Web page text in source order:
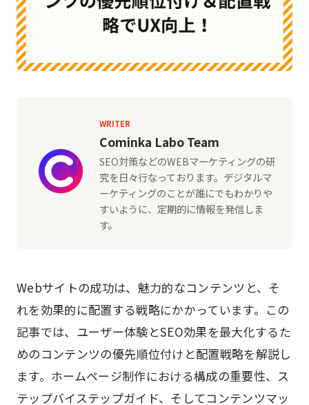
WRITER
Cominka Labo Team
SEO対策などのWEBマーケティングの研
究を日々行なっております。デジタルマ
ーケティングのことが誰にでもわかりや
すいように、定期的に情報を発信しま
す。
Webサイトの成功は、魅力的なコンテンツと、そ
れを効果的に配置する戦略にかかっています。この
記事では、ユーザー体験とSEO効果を最大化するた
めのコンテンツの優先順位付けと配置戦略を解説し
ます。ホームページ制作における構成の重要性、ス
テップバイステップガイド、そしてコンテンツマッ